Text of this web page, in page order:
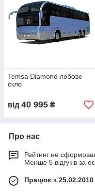
Temsa Diamond лобове
скло
від 40 995 ₴
Про нас
Рейтинг не
Менше 5 відгуків за
Працює з 25.02.2010